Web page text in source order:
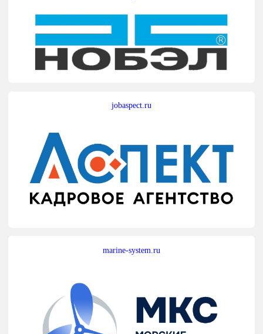
jobaspect.ru
marine-system.ru